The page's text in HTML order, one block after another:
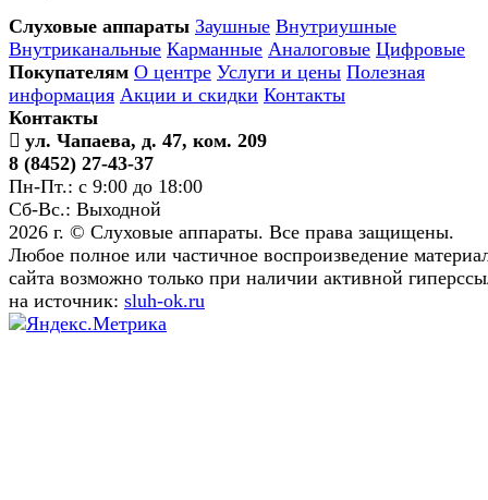
Слуховые аппараты Заушные Внутриушные
Внутриканальные Карманные Аналоговые Цифровые
Покупателям О центре Услуги и цены Полезная
информация Акции и скидки Контакты
Контакты
ул. Чапаева, д. 47, ком. 209
8 (8452) 27-43-37
Пн-Пт.: с 9:00 до 18:00
Сб-Вс.: Выходной
2026 г. © Слуховые аппараты. Все права защищены.
Любое полное или частичное воспроизведение
сайта возможно только при наличии активной
на источник: sluh-ok.ru